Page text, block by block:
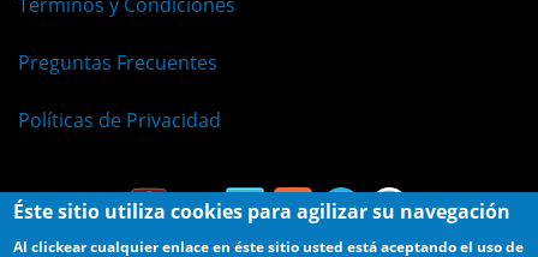
Preguntas Frecuentes
Políticas de Privacidad
Éste sitio utiliza cookies para agilizar su navegación
Al clickear cualquier enlace en éste sitio usted está aceptando el uso de